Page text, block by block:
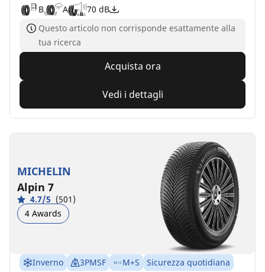
B
A
70 dB
Questo articolo non corrisponde esattamente alla
tua ricerca
Acquista ora
Vedi i dettagli
MICHELIN
Alpin 7
4.7/5 (501)
4 Awards
Inverno 3PMSF M+S
Sicurezza quotidiana